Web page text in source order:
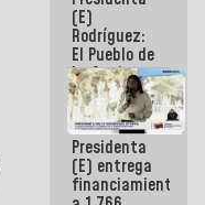
Guaira
(E)
Rodríguez:
El Pueblo de
La Guaira
siempre
estará
acompañada
por el
Gobierno
Nacional
Presidenta
(E) entrega
financiamientos